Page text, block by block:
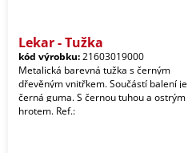
Lekar - Tužka
kód výrobku:21603019000
Metalická barevná tužka s černým
dřevěným vnitřkem. Součástí balení je
černá guma. S černou tuhou a ostrým
hrotem. Ref.: